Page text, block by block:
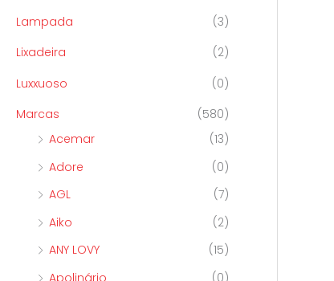
Lampada
(3)
Lixadeira
(2)
Luxxuoso
(0)
Marcas
(580)
Acemar
(13)
Adore
(0)
AGL
(7)
Aiko
(2)
ANY LOVY
(15)
Apolinário
(0)